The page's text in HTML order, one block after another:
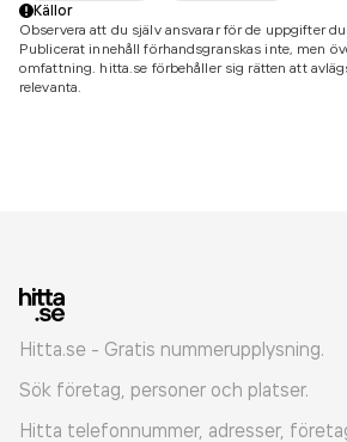
Källor
Observera att du själv ansvarar för de uppgifter
Publicerat innehåll förhandsgranskas inte, men
omfattning. hitta.se förbehåller sig rätten att
relevanta.
Hitta.se - Gratis nummerupplysning.
Sök företag, personer och platser.
Hitta telefonnummer, adresser,